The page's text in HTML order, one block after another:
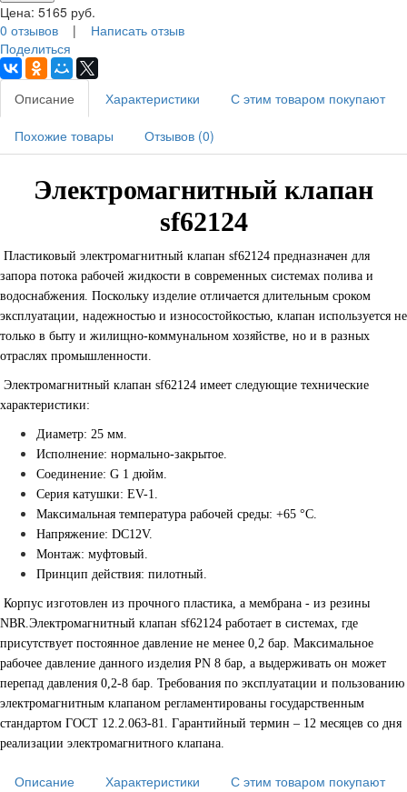
Цена: 5165 руб.
0 отзывов | Написать отзыв
Поделиться
Описание Характеристики С этим товаром покупают
Похожие товары Отзывов (0)
Электромагнитный клапан
sf62124
Пластиковый электромагнитный клапан sf62124 предназначен для
запора потока рабочей жидкости в современных системах полива и
водоснабжения. Поскольку изделие отличается длительным сроком
эксплуатации, надежностью и износостойкостью, клапан используется не
только в быту и жилищно-коммунальном хозяйстве, но и в разных
отраслях промышленности.
Электромагнитный клапан sf62124 имеет следующие технические
характеристики:
Диаметр: 25 мм.
Исполнение: нормально-закрытое.
Соединение: G 1 дюйм.
Серия катушки: EV-1.
Максимальная температура рабочей среды: +65 °С.
Напряжение: DC12V.
Монтаж: муфтовый.
Принцип действия: пилотный.
Корпус изготовлен из прочного пластика, а мембрана - из резины
NBR.Электромагнитный клапан sf62124 работает в системах, где
присутствует постоянное давление не менее 0,2 бар. Максимальное
рабочее давление данного изделия PN 8 бар, а выдерживать он может
перепад давления 0,2-8 бар. Требования по эксплуатации и пользованию
электромагнитным клапаном регламентированы государственным
стандартом ГОСТ 12.2.063-81. Гарантийный термин – 12 месяцев со дня
реализации электромагнитного клапана.
Описание Характеристики С этим товаром покупают